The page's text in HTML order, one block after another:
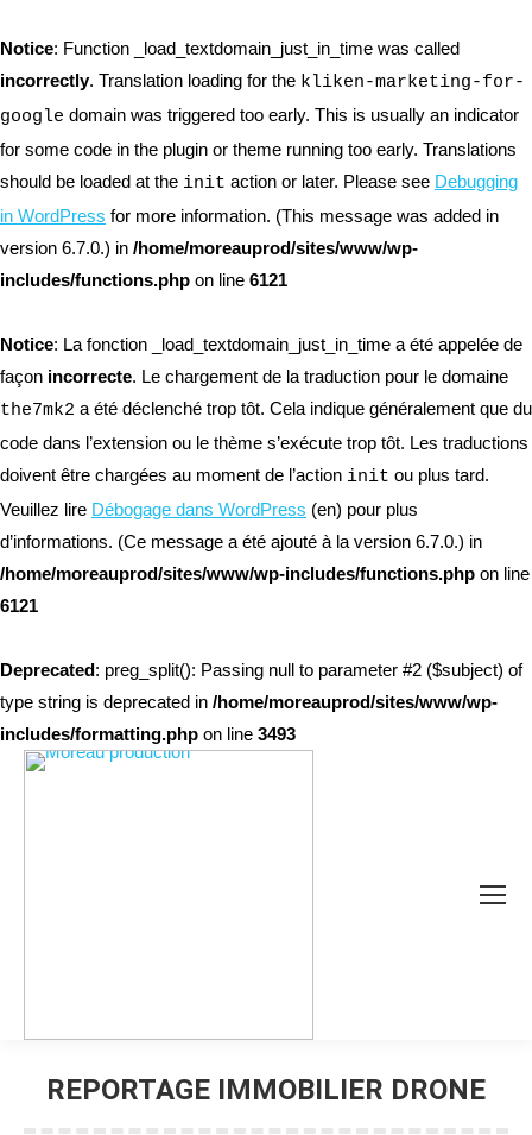
Notice: Function _load_textdomain_just_in_time was called
incorrectly. Translation loading for the kliken-marketing-for-
google domain was triggered too early. This is usually an indicator
for some code in the plugin or theme running too early. Translations
should be loaded at the init action or later. Please see Debugging
in WordPress for more information. (This message was added in
version 6.7.0.) in /home/moreauprod/sites/www/wp-
includes/functions.php on line 6121
Notice: La fonction _load_textdomain_just_in_time a été appelée de
façon incorrecte. Le chargement de la traduction pour le domaine
the7mk2 a été déclenché trop tôt. Cela indique généralement que du
code dans l’extension ou le thème s’exécute trop tôt. Les traductions
doivent être chargées au moment de l’action init ou plus tard.
Veuillez lire Débogage dans WordPress (en) pour plus
d’informations. (Ce message a été ajouté à la version 6.7.0.) in
/home/moreauprod/sites/www/wp-includes/functions.php on line
6121
Deprecated: preg_split(): Passing null to parameter #2 ($subject) of
type string is deprecated in /home/moreauprod/sites/www/wp-
includes/formatting.php on line 3493
REPORTAGE IMMOBILIER DRONE